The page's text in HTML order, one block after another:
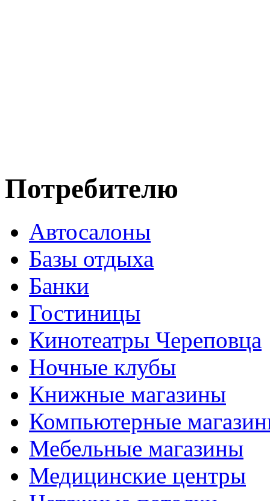
Потребителю
Автосалоны
Базы отдыха
Банки
Гостиницы
Кинотеатры Череповца
Ночные клубы
Книжные магазины
Компьютерные
Мебельные магазины
Медицинские центры